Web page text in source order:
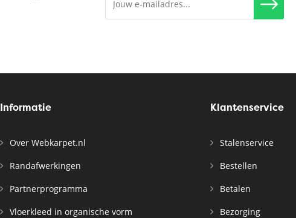
Informatie
Over Webkarpet.nl
Randafwerkingen
Partnerprogramma
Vloerkleed in organische vorm
Klantenservice
Stalenservice
Bestellen
Betalen
Bezorging